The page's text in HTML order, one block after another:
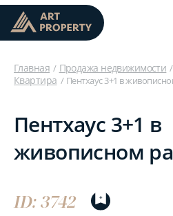
Главная Продажа недвижимости
Квартира
Пентхаус 3+1 в
Пентхаус 3+1 в
живописном
ID: 3742